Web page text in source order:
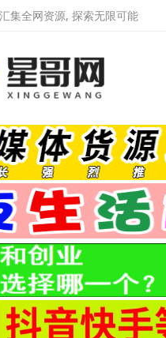
集全网资源, 探索无限可能